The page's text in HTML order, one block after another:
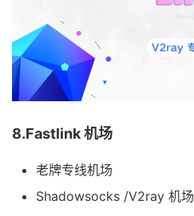
8.Fastlink 机场
老牌专线机场
Shadowsocks /V2ray 机场